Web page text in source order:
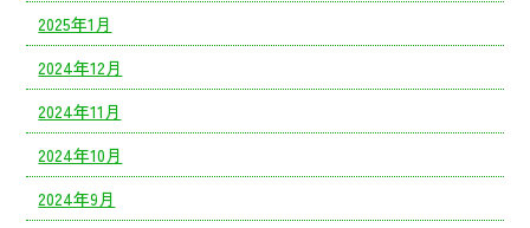
2025年1月
2024年12月
2024年11月
2024年10月
2024年9月